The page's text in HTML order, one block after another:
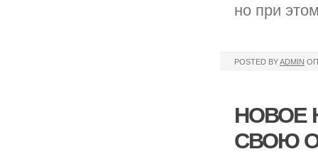
но при
POSTED BYADMIN
НОВОЕ
СВОЮ